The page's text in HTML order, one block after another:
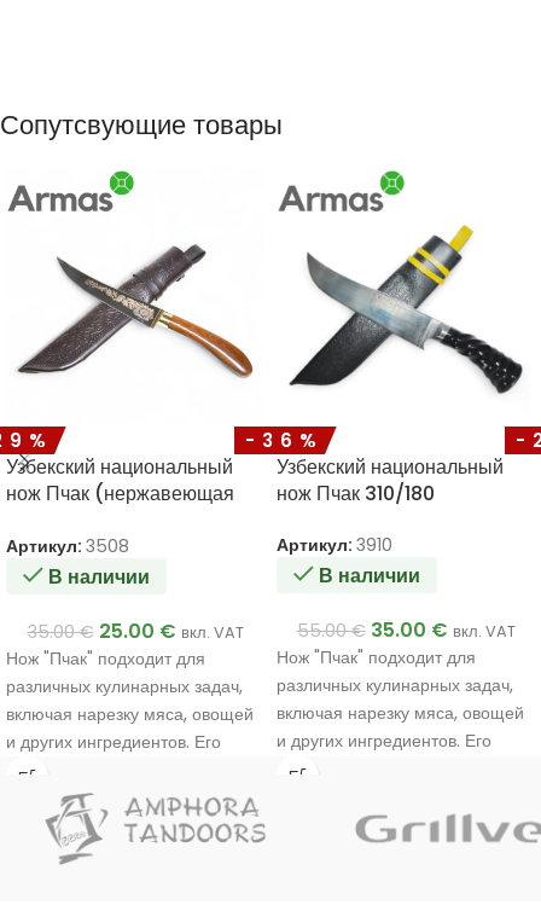
Сопутсвующие товары
Узбекский национальный
нож Пчак (нержавеющая
Артикул: 3508
В наличии
35.00€ 25.00 € вкл. VAT
Нож "Пчак" подходит для
различных кулинарных задач,
включая нарезку мяса, овощей
и других ингредиентов. Его
уникальный дизайн и
материалы обеспечивают
прочность и эффективность в
использовании.
-36%
Узбекский национальный
нож Пчак 310/180
Артикул: 3910
В наличии
55.00€ 35.00 € вкл. VAT
Нож "Пчак" подходит для
различных кулинарных задач,
включая нарезку мяса, овощей
и других ингредиентов. Его
уникальный дизайн и
прочность и эффективность в
-